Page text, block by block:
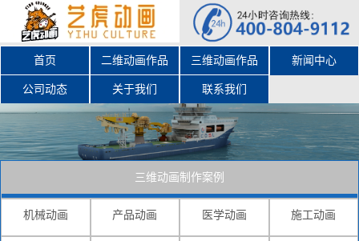
首页 二维动画作品 三维动画作品 新闻中心
公司动态 关于我们 联系我们
三维动画制作案例
机械动画 产品动画 医学动画 施工动画